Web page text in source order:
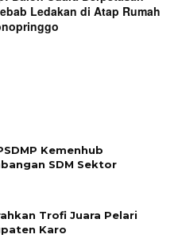
Ledakan di Atap Rumah
Kemenhub
SDM Sektor
Trofi Juara Pelari
Karo